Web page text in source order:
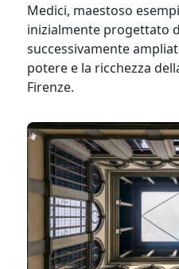
Medici, maestoso
inizialmente progettato
successivamente
potere e la ricchezza
Firenze.